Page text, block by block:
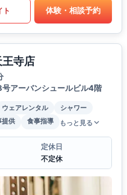
ト 体験・相談予約
寺店
アーバンシュールビル4階
ウェアレンタル
シャワー
提供 食事指導 もっと見る
定休日
不定休